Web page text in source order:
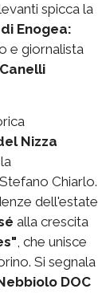
spicca la
Enogea:
e giornalista
Nizza
Chiarlo.
dell'estate
alla crescita
, che unisce
Si segnala
DOC